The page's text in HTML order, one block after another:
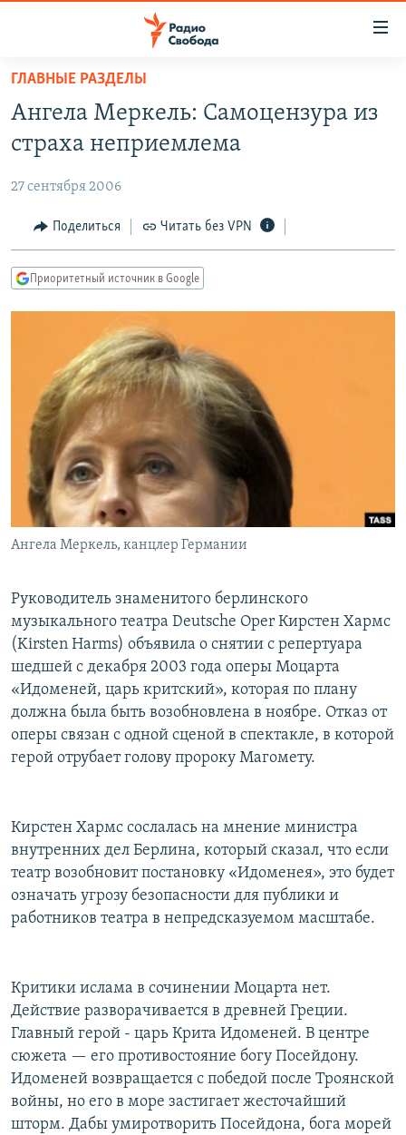
упрощенного
доступа
основному
Вернутся
главной
навигации
Вернутся
АВТОРСКИЕ ПРОЕКТЫ
ЦИТАТЫ СВОБОДЫ
МНЕНИЯ
IDEL.РЕАЛИИ
КАВКАЗ.РЕАЛИИ
СЕВЕР.РЕАЛИИ
СИБИРЬ.РЕАЛИИ
РАСПИСАНИЕ ВЕЩАНИЯ
ПОДПИШИТЕСЬ НА РАССЫЛКУ
СОЦИАЛЬНЫЕ СЕТИ
Все сайты РСЕ/РС
ГЛАВНЫЕ РАЗДЕЛЫ
Ангела Меркель: Самоцензура из
страха неприемлема
27 сентября 2006
Поделиться Читать без VPN
Приоритетный источник в Google
Ангела Меркель, канцлер Германии
Руководитель знаменитого берлинского
музыкального театра Deutsche Oper Кирстен Хармс
(Kirsten Harms) объявила о снятии с репертуара
шедшей с декабря 2003 года оперы Моцарта
«Идоменей, царь критский», которая по плану
должна была быть возобновлена в ноябре. Отказ от
оперы связан с одной сценой в спектакле, в которой
герой отрубает голову пророку Магомету.
Кирстен Хармс сослалась на мнение министра
внутренних дел Берлина, который сказал, что если
театр возобновит постановку «Идоменея», это будет
означать угрозу безопасности для публики и
работников театра в непредсказуемом масштабе.
Критики ислама в сочинении Моцарта нет.
Действие разворачивается в древней Греции.
Главный герой - царь Крита Идоменей. В центре
сюжета — его противостояние богу Посейдону.
Идоменей возвращается с победой после Троянской
войны, но его в море застигает жесточайший
шторм. Дабы умиротворить Посейдона, бога морей